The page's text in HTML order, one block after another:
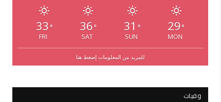
33 °
FRI
36 °
SAT
31 °
SUN
29 °
MON
للمزيد من المعلومات إضغط هنا
وفيات